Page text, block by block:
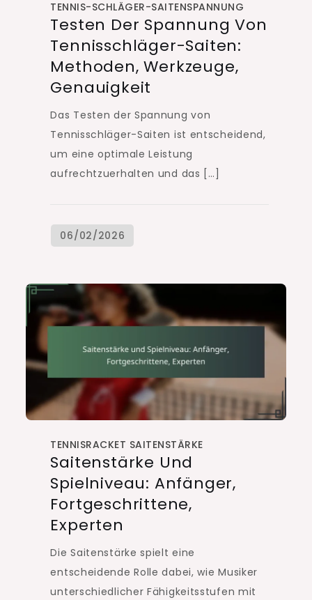
TENNIS-SCHLÄGER-SAITENSPANNUNG
Testen Der Spannung Von
Tennisschläger-Saiten:
Methoden, Werkzeuge,
Genauigkeit
Das Testen der Spannung von
Tennisschläger-Saiten ist entscheidend,
um eine optimale Leistung
aufrechtzuerhalten und das […]
TENNISRACKET SAITENSTÄRKE
Saitenstärke Und
Spielniveau: Anfänger,
Fortgeschrittene,
Experten
Die Saitenstärke spielt eine
entscheidende Rolle dabei, wie Musiker
unterschiedlicher Fähigkeitsstufen mit